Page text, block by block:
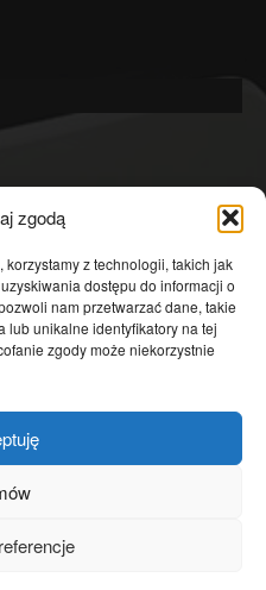
zgodą
z technologii, takich jak
dostępu do informacji o
nam przetwarzać dane, takie
lub unikalne identyfikatory na tej
zgody może niekorzystnie
4601
4363
3639
2823